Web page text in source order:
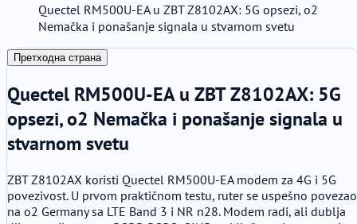
Quectel RM500U-EA u ZBT Z8102AX: 5G opsezi, o2
Nemačka i ponašanje signala u stvarnom svetu
Претходна страна
Quectel RM500U-EA u ZBT Z8102AX: 5G
opsezi, o2 Nemačka i ponašanje signala u
stvarnom svetu
ZBT Z8102AX koristi Quectel RM500U-EA modem za 4G i 5G
povezivost. U prvom praktičnom testu, ruter se uspešno povezao
na o2 Germany sa LTE Band 3 i NR n28. Modem radi, ali dublja